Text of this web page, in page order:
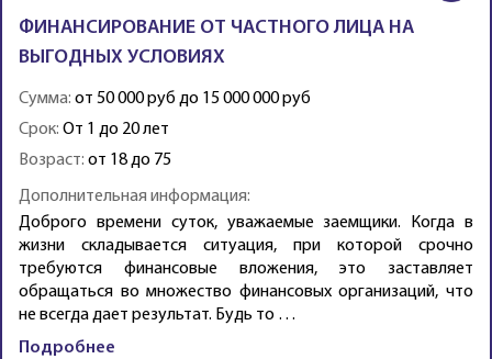
ФИНАНСИРОВАНИЕ ОТ ЧАСТНОГО ЛИЦА НА
ВЫГОДНЫХ УСЛОВИЯХ
Сумма: от 50 000 руб до 15 000 000 руб
Срок: От 1 до 20 лет
Возраст: от 18 до 75
Дополнительная информация:
Доброго времени суток, уважаемые заемщики. Когда в
жизни складывается ситуация, при которой срочно
требуются финансовые вложения, это заставляет
обращаться во множество финансовых организаций, что
не всегда дает результат. Будь то …
Подробнее